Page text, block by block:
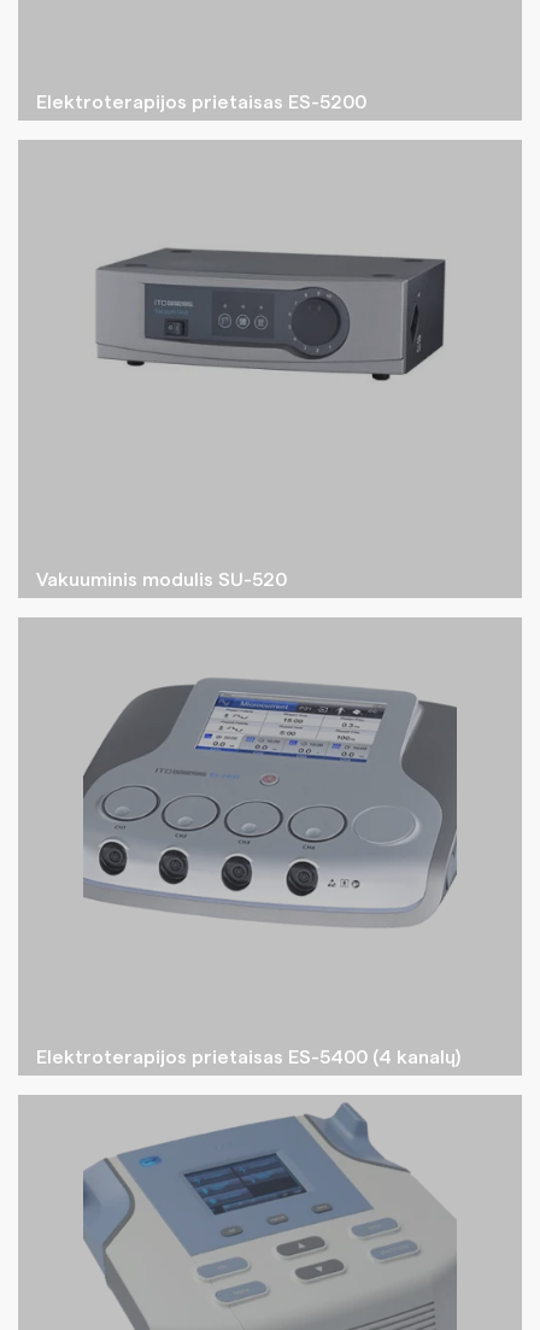
Elektroterapijos prietaisas ES-5200
Vakuuminis modulis SU-520
Elektroterapijos prietaisas ES-5400 (4 kanalų)